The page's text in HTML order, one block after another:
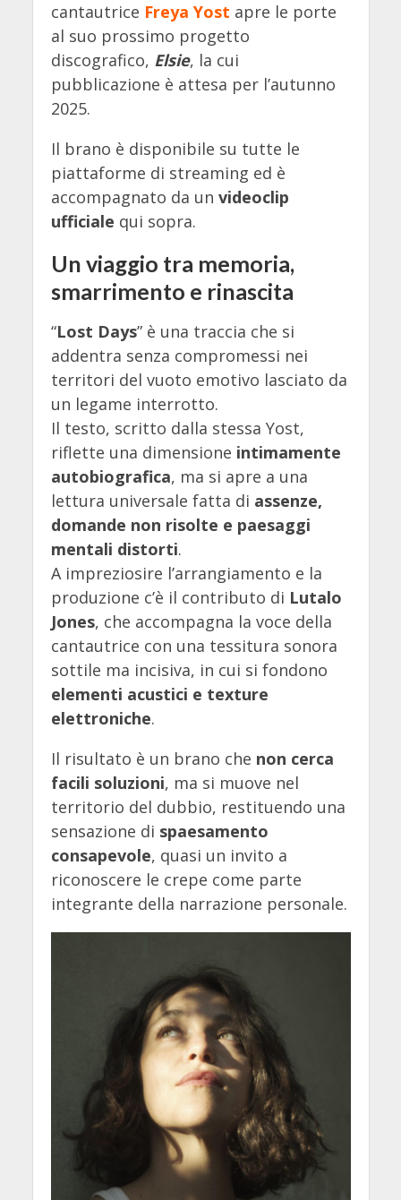
cantautrice Freya Yost apre le porte
al suo prossimo progetto
discografico, Elsie, la cui
pubblicazione è attesa per l’autunno
2025.
Il brano è disponibile su tutte le
piattaforme di streaming ed è
accompagnato da un videoclip
ufficiale qui sopra.
Un viaggio tra memoria,
smarrimento e rinascita
“Lost Days” è una traccia che si
addentra senza compromessi nei
territori del vuoto emotivo lasciato da
un legame interrotto.
Il testo, scritto dalla stessa Yost,
riflette una dimensione intimamente
autobiografica, ma si apre a una
lettura universale fatta di assenze,
domande non risolte e paesaggi
mentali distorti.
A impreziosire l’arrangiamento e la
produzione c’è il contributo di Lutalo
Jones, che accompagna la voce della
cantautrice con una tessitura sonora
sottile ma incisiva, in cui si fondono
elementi acustici e texture
elettroniche.
Il risultato è un brano che non cerca
facili soluzioni, ma si muove nel
territorio del dubbio, restituendo una
sensazione di spaesamento
consapevole, quasi un invito a
riconoscere le crepe come parte
integrante della narrazione personale.